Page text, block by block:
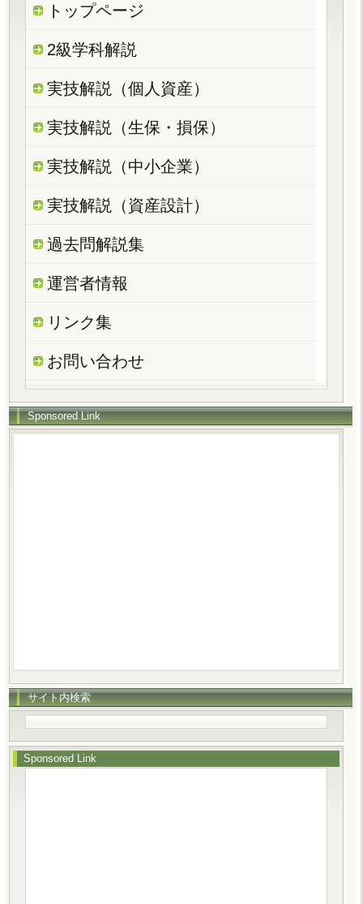
トップページ
2級学科解説
実技解説（個人資産）
実技解説（生保・損保）
実技解説（中小企業）
実技解説（資産設計）
過去問解説集
運営者情報
リンク集
お問い合わせ
Sponsored Link
サイト内検索
Sponsored Link